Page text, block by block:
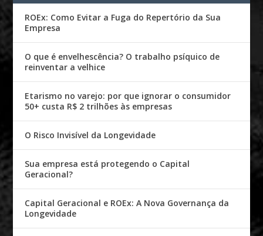
ROEx: Como Evitar a Fuga do Repertório da Sua
Empresa
O que é envelhescência? O trabalho psíquico de
reinventar a velhice
Etarismo no varejo: por que ignorar o consumidor
50+ custa R$ 2 trilhões às empresas
O Risco Invisível da Longevidade
Sua empresa está protegendo o Capital
Geracional?
Capital Geracional e ROEx: A Nova Governança da
Longevidade